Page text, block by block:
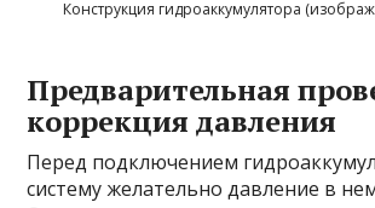
Конструкция гидроаккумулятора
Предварительная
коррекция давления
Перед подключением
систему желательно давление в